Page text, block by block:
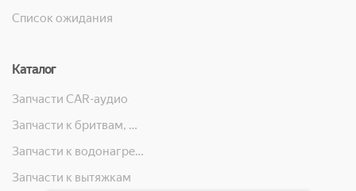
Список ожидания
Каталог
Запчасти CAR-аудио
Запчасти к бритвам, машинкам для стрижки, фенам, эпиляторам, зубным щёткам
Запчасти к водонагревателям
Запчасти к вытяжкам